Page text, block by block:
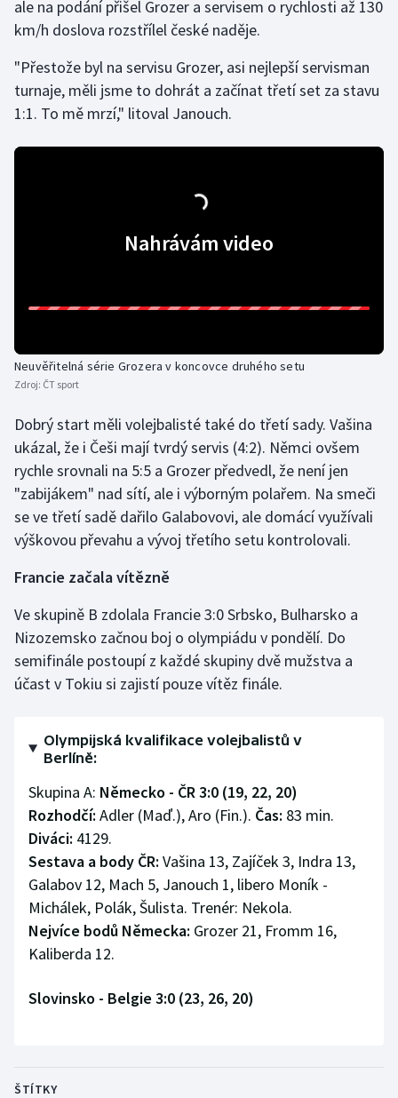
ale na podání přišel Grozer a servisem o rychlosti až 130
km/h doslova rozstřílel české naděje.
"Přestože byl na servisu Grozer, asi nejlepší servisman
turnaje, měli jsme to dohrát a začínat třetí set za stavu
1:1. To mě mrzí," litoval Janouch.
Nahrávám video
Neuvěřitelná série Grozera v koncovce druhého setu
Zdroj: ČT sport
Dobrý start měli volejbalisté také do třetí sady. Vašina
ukázal, že i Češi mají tvrdý servis (4:2). Němci ovšem
rychle srovnali na 5:5 a Grozer předvedl, že není jen
"zabijákem" nad sítí, ale i výborným polařem. Na smeči
se ve třetí sadě dařilo Galabovovi, ale domácí využívali
výškovou převahu a vývoj třetího setu kontrolovali.
Francie začala vítězně
Ve skupině B zdolala Francie 3:0 Srbsko, Bulharsko a
Nizozemsko začnou boj o olympiádu v pondělí. Do
semifinále postoupí z každé skupiny dvě mužstva a
účast v Tokiu si zajistí pouze vítěz finále.
Olympijská kvalifikace volejbalistů v
Berlíně:
Skupina A: Německo - ČR 3:0 (19, 22, 20)
Rozhodčí: Adler (Maď.), Aro (Fin.). Čas: 83 min.
Diváci: 4129.
Sestava a body ČR: Vašina 13, Zajíček 3, Indra 13,
Galabov 12, Mach 5, Janouch 1, libero Moník -
Michálek, Polák, Šulista. Trenér: Nekola.
Nejvíce bodů Německa: Grozer 21, Fromm 16,
Kaliberda 12.
Slovinsko - Belgie 3:0 (23, 26, 20)
ŠTÍTKY